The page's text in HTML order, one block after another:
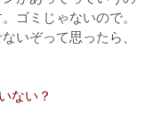
ゴミじゃないので。
いぞって思ったら、
ない？